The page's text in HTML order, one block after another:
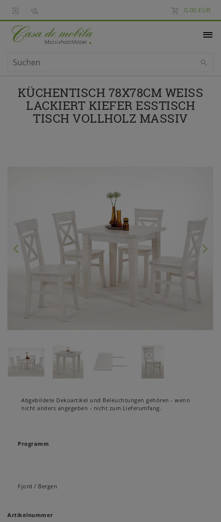
0,00 EUR
KÜCHENTISCH 78X78CM WEISS L
ACKIERT KIEFER ESSTISCH T
ISCH VOLLHOLZ MASSIV
Abgebildete Dekoartikel und Beleuchtungen gehören - wenn
nicht anders angegeben - nicht zum Lieferumfang.
Programm
Fjord / Bergen
Artikelnummer